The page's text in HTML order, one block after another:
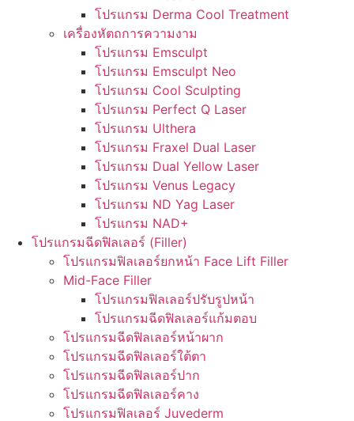
โปรแกรม Derma Cool Treatment
เครื่องหัตถการความงาม
โปรแกรม Emsculpt
โปรแกรม Emsculpt Neo
โปรแกรม Cool Sculpting
โปรแกรม Perfect Q Laser
โปรแกรม Ulthera
โปรแกรม Fraxel Dual Laser
โปรแกรม Dual Yellow Laser
โปรแกรม Venus Legacy
โปรแกรม ND Yag Laser
โปรแกรม NAD+
โปรแกรมฉีดฟิลเลอร์ (Filler)
โปรแกรมฟิลเลอร์ยกหน้า Face Lift Filler
Mid-Face Filler
โปรแกรมฟิลเลอร์ปรับรูปหน้า
โปรแกรมฉีดฟิลเลอร์แก้มตอบ
โปรแกรมฉีดฟิลเลอร์หน้าผาก
โปรแกรมฉีดฟิลเลอร์ใต้ตา
โปรแกรมฉีดฟิลเลอร์ปาก
โปรแกรมฉีดฟิลเลอร์คาง
โปรแกรมฟิลเลอร์ Juvederm